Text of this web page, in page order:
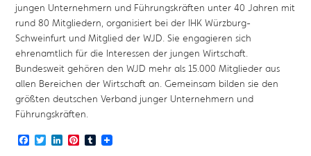
jungen Unternehmern und Führungskräften unter 40 Jahren mit
rund 80 Mitgliedern, organisiert bei der IHK Würzburg-
Schweinfurt und Mitglied der WJD. Sie engagieren sich
ehrenamtlich für die Interessen der jungen Wirtschaft.
Bundesweit gehören den WJD mehr als 15.000 Mitglieder aus
allen Bereichen der Wirtschaft an. Gemeinsam bilden sie den
größten deutschen Verband junger Unternehmern und
Führungskräften.
Facebook
TwitterLinkedIn
Pinterest
Tumblr